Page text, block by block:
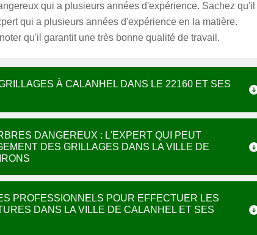
qui a plusieurs années d'expérience. Sachez qu'il
qui a plusieurs années d'expérience en la matière.
qu'il garantit une très bonne qualité de travail.
À CALANHEL DANS LE 22160 ET SES
DANGEREUX : L'EXPERT QUI PEUT
DES GRILLAGES DANS LA VILLE DE
PROFESSIONNELS POUR EFFECTUER LES
DANS LA VILLE DE CALANHEL ET SES